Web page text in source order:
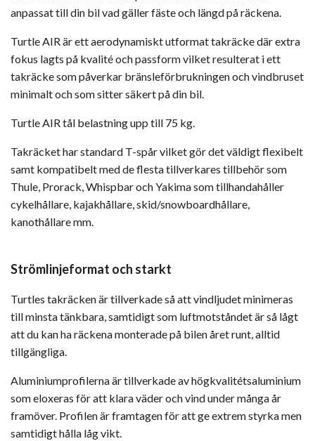
anpassat till din bil vad gäller fäste och längd på räckena.
Turtle AIR är ett aerodynamiskt utformat takräcke där extra
fokus lagts på kvalité och passform vilket resulterat i ett
takräcke som påverkar bränsleförbrukningen och vindbruset
minimalt och som sitter säkert på din bil.
Turtle AIR tål belastning upp till 75 kg.
Takräcket har standard T-spår vilket gör det väldigt flexibelt
samt kompatibelt med de flesta tillverkares tillbehör som
Thule, Prorack, Whispbar och Yakima som tillhandahåller
cykelhållare, kajakhållare, skid/snowboardhållare,
kanothållare mm.
Strömlinjeformat och starkt
Turtles takräcken är tillverkade så att vindljudet minimeras
till minsta tänkbara, samtidigt som luftmotståndet är så lågt
att du kan ha räckena monterade på bilen året runt, alltid
tillgängliga.
Aluminiumprofilerna är tillverkade av högkvalitétsaluminium
som eloxeras för att klara väder och vind under många år
framöver. Profilen är framtagen för att ge extrem styrka men
samtidigt hålla låg vikt.